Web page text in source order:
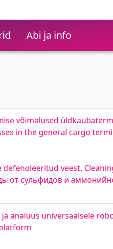
Abi ja info
võimalused
in the general cargo
veest.
от сульфидов и
analüüs universaalsele